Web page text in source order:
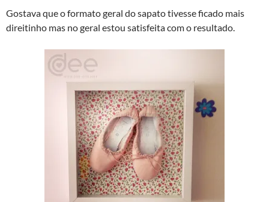
Gostava que o formato geral do sapato tivesse ficado mais
direitinho mas no geral estou satisfeita com o resultado.